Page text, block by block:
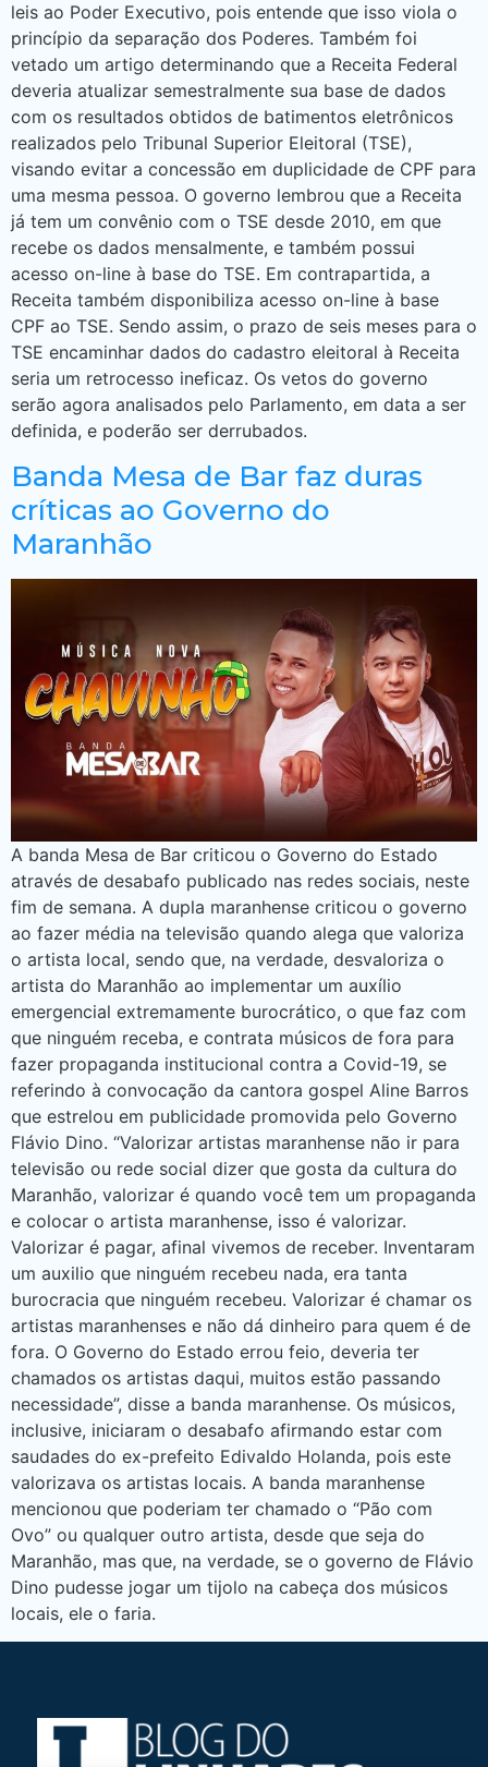
leis ao Poder Executivo, pois entende que isso viola o
princípio da separação dos Poderes. Também foi
vetado um artigo determinando que a Receita Federal
deveria atualizar semestralmente sua base de dados
com os resultados obtidos de batimentos eletrônicos
realizados pelo Tribunal Superior Eleitoral (TSE),
visando evitar a concessão em duplicidade de CPF para
uma mesma pessoa. O governo lembrou que a Receita
já tem um convênio com o TSE desde 2010, em que
recebe os dados mensalmente, e também possui
acesso on-line à base do TSE. Em contrapartida, a
Receita também disponibiliza acesso on-line à base
CPF ao TSE. Sendo assim, o prazo de seis meses para o
TSE encaminhar dados do cadastro eleitoral à Receita
seria um retrocesso ineficaz. Os vetos do governo
serão agora analisados pelo Parlamento, em data a ser
definida, e poderão ser derrubados.
Banda Mesa de Bar faz duras
críticas ao Governo do
Maranhão
A banda Mesa de Bar criticou o Governo do Estado
através de desabafo publicado nas redes sociais, neste
fim de semana. A dupla maranhense criticou o governo
ao fazer média na televisão quando alega que valoriza
o artista local, sendo que, na verdade, desvaloriza o
artista do Maranhão ao implementar um auxílio
emergencial extremamente burocrático, o que faz com
que ninguém receba, e contrata músicos de fora para
fazer propaganda institucional contra a Covid-19, se
referindo à convocação da cantora gospel Aline Barros
que estrelou em publicidade promovida pelo Governo
Flávio Dino. “Valorizar artistas maranhense não ir para
televisão ou rede social dizer que gosta da cultura do
Maranhão, valorizar é quando você tem um propaganda
e colocar o artista maranhense, isso é valorizar.
Valorizar é pagar, afinal vivemos de receber. Inventaram
um auxilio que ninguém recebeu nada, era tanta
burocracia que ninguém recebeu. Valorizar é chamar os
artistas maranhenses e não dá dinheiro para quem é de
fora. O Governo do Estado errou feio, deveria ter
chamados os artistas daqui, muitos estão passando
necessidade”, disse a banda maranhense. Os músicos,
inclusive, iniciaram o desabafo afirmando estar com
saudades do ex-prefeito Edivaldo Holanda, pois este
valorizava os artistas locais. A banda maranhense
mencionou que poderiam ter chamado o “Pão com
Ovo” ou qualquer outro artista, desde que seja do
Maranhão, mas que, na verdade, se o governo de Flávio
Dino pudesse jogar um tijolo na cabeça dos músicos
locais, ele o faria.